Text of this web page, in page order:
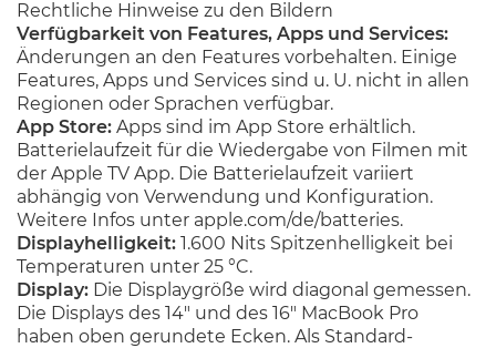
Rechtliche Hinweise zu den Bildern
Verfügbarkeit von Features, Apps und Services:
Änderungen an den Features vorbehalten. Einige
Features, Apps und Services sind u. U. nicht in allen
Regionen oder Sprachen verfügbar.
App Store: Apps sind im App Store erhältlich.
Batterielaufzeit für die Wiedergabe von Filmen mit
der Apple TV App. Die Batterielaufzeit variiert
abhängig von Verwendung und Konfiguration.
Weitere Infos unter apple.com/de/batteries.
Displayhelligkeit: 1.600 Nits Spitzenhelligkeit bei
Temperaturen unter 25 °C.
Display: Die Displaygröße wird diagonal gemessen.
Die Displays des 14" und des 16" MacBook Pro
haben oben gerundete Ecken. Als Standard-